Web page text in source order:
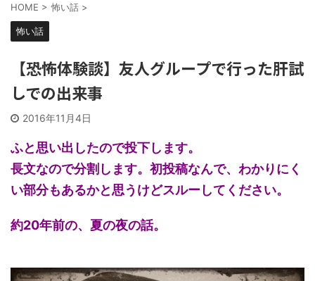
HOME > 怖い話 >
怖い話
【恐怖体験談】友人グループで行った肝試
しでの出来事
2016年11月4日
ふと思い出したので投下します。
長文なので分割します。初投稿なんで、わかりにく
い部分もあるかと思うけどスルーしてください。
約20年前の、夏の夜の話。